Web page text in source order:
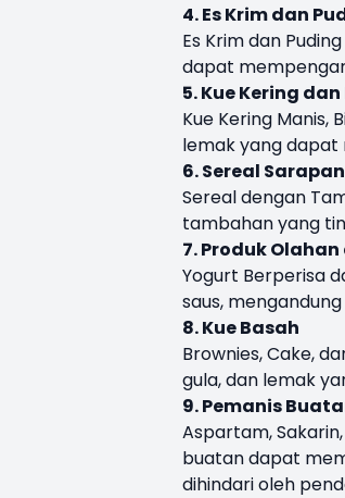
4. Es Krim dan
Es Krim dan
dapat
5. Kue Kering
Kue Kering Manis,
lemak yang dapat
6. Sereal
Sereal dengan
tambahan yang
7. Produk
Yogurt Berperisa
saus,
8. Kue Basah
Brownies, Cake,
gula, dan lemak
9. Pemanis
Aspartam,
buatan dapat
dihindari oleh